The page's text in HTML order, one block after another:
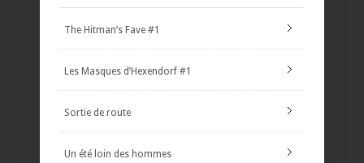
The Hitman’s Fave #1
Les Masques d’Hexendorf #1
Sortie de route
Un été loin des hommes